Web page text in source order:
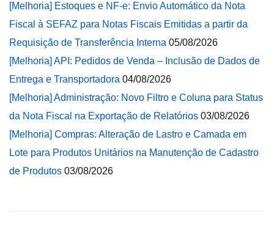
[Melhoria] Estoques e NF-e: Envio Automático da Nota
Fiscal à SEFAZ para Notas Fiscais Emitidas a partir da
Requisição de Transferência Interna 05/08/2026
[Melhoria] API: Pedidos de Venda – Inclusão de Dados de
Entrega e Transportadora 04/08/2026
[Melhoria] Administração: Novo Filtro e Coluna para Status
da Nota Fiscal na Exportação de Relatórios 03/08/2026
[Melhoria] Compras: Alteração de Lastro e Camada em
Lote para Produtos Unitários na Manutenção de Cadastro
de Produtos 03/08/2026